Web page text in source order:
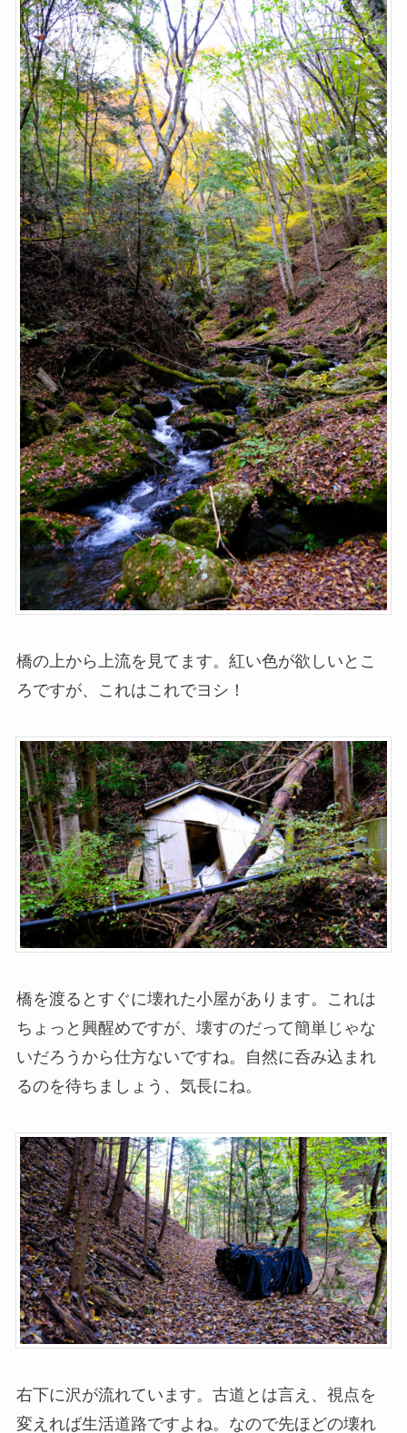
橋の上から上流を見てます。紅い色が欲しいとこ
ろですが、これはこれでヨシ！
橋を渡るとすぐに壊れた小屋があります。これは
ちょっと興醒めですが、壊すのだって簡単じゃな
いだろうから仕方ないですね。自然に呑み込まれ
るのを待ちましょう、気長にね。
右下に沢が流れています。古道とは言え、視点を
変えれば生活道路ですよね。なので先ほどの壊れ